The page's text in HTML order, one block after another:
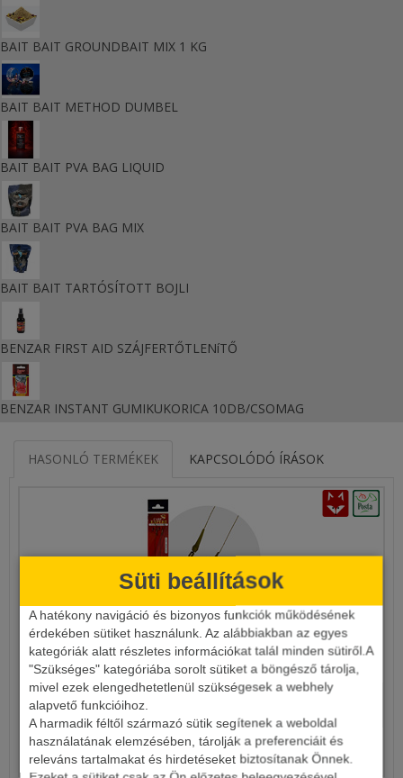
Süti beállítások
A hatékony navigáció és bizonyos funkciók működésének
érdekében sütiket használunk. Az alábbiakban az egyes
kategóriák alatt részletes információkat talál minden sütiről.A
"Szükséges" kategóriába sorolt sütiket a böngésző tárolja,
mivel ezek elengedhetetlenül szükségesek a webhely
alapvető funkcióihoz.
A harmadik féltől származó sütik segítenek a weboldal
használatának elemzésében, tárolják a preferenciáit és
releváns tartalmakat és hirdetéseket biztosítanak Önnek.
BAIT BAIT GROUNDBAIT MIX 1 KG
BAIT BAIT METHOD DUMBEL
BAIT BAIT PVA BAG LIQUID
BAIT BAIT PVA BAG MIX
BAIT BAIT TARTÓSÍTOTT BOJLI
BENZAR FIRST AID SZÁJFERTŐTLENíTŐ
BENZAR INSTANT GUMIKUKORICA 10DB/CSOMAG
HASONLÓ TERMÉKEK KAPCSOLÓDÓ ÍRÁSOK
CARP EXPERT CLASSIC BOILIE RIG
Részletek